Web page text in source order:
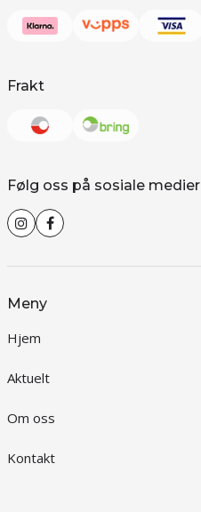
Frakt
Følg oss på sosiale medier
Meny
Hjem
Aktuelt
Om oss
Kontakt